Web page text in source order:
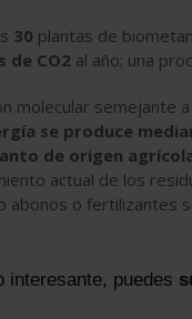
30 plantas de
de CO2 al año; una
molecular semejante
se produce
de origen
actual de los
abonos o fertilizantes
interesante, puedes